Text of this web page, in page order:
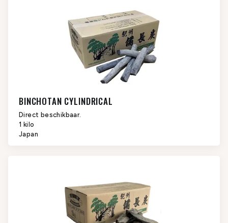
BINCHOTAN CYLINDRICAL
Direct beschikbaar.
1 kilo
Japan